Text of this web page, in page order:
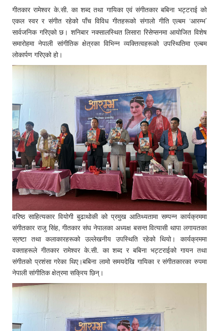
गीतकार रामेश्वर के.सी. का शब्द तथा गायिका एवं संगीतकार बबिना भट्टराई को
एकल स्वर र संगीत रहेको पाँच विविध गीतहरूको संगालो गीति एल्बम ‘आरम्भ’
सार्वजनिक गरिएको छ। शनिबार नक्सालस्थित लिसारा रिसेप्सनमा आयोजित विशेष
समारोहमा नेपाली सांगीतिक क्षेत्रका विभिन्न व्यक्तित्वहरूको उपस्थितिमा एल्बम
लोकार्पण गरिएको हो।
वरिष्ठ साहित्यकार वियोगी बुढाथोकी को प्रमुख आतिथ्यतामा सम्पन्न कार्यक्रममा
संगीतकार राजु सिंह, गीतकार संघ नेपालका अध्यक्ष बसन्त वित्यासी थापा लगायतका
स्रष्टा तथा कलाकारहरूको उल्लेखनीय उपस्थिति रहेको थियो। कार्यक्रममा
वक्ताहरूले गीतकार रामेश्वर के.सी. का शब्द र बबिना भट्टराईको गायन तथा
संगीतको प्रशंसा गरेका थिए।बबिना लामो समयदेखि गायिका र संगीतकारका रुपमा
नेपाली सांगीतिक क्षेत्रमा सक्रिय छिन्।